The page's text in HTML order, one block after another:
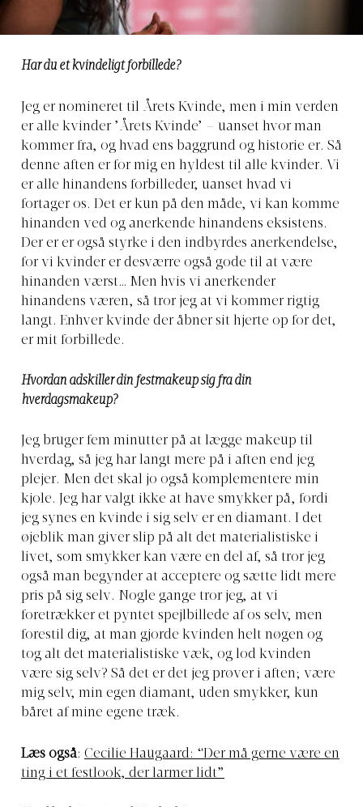
Har du et kvindeligt forbillede?
Jeg er nomineret til Årets Kvinde, men i min verden
er alle kvinder ’Årets Kvinde’ – uanset hvor man
kommer fra, og hvad ens baggrund og historie er. Så
denne aften er for mig en hyldest til alle kvinder. Vi
er alle hinandens forbilleder, uanset hvad vi
fortager os. Det er kun på den måde, vi kan komme
hinanden ved og anerkende hinandens eksistens.
Der er er også styrke i den indbyrdes anerkendelse,
for vi kvinder er desværre også gode til at være
hinanden værst… Men hvis vi anerkender
hinandens væren, så tror jeg at vi kommer rigtig
langt. Enhver kvinde der åbner sit hjerte op for det,
er mit forbillede.
Hvordan adskiller din festmakeup sig fra din
hverdagsmakeup?
Jeg bruger fem minutter på at lægge makeup til
hverdag, så jeg har langt mere på i aften end jeg
plejer. Men det skal jo også komplementere min
kjole. Jeg har valgt ikke at have smykker på, fordi
jeg synes en kvinde i sig selv er en diamant. I det
øjeblik man giver slip på alt det materialistiske i
livet, som smykker kan være en del af, så tror jeg
også man begynder at acceptere og sætte lidt mere
pris på sig selv. Nogle gange tror jeg, at vi
foretrækker et pyntet spejlbillede af os selv, men
forestil dig, at man gjorde kvinden helt nøgen og
tog alt det materialistiske væk, og lod kvinden
være sig selv? Så det er det jeg prøver i aften; være
mig selv, min egen diamant, uden smykker, kun
båret af mine egene træk.
Læs også: Cecilie Haugaard: “Der må gerne være en
ting i et festlook, der larmer lidt”